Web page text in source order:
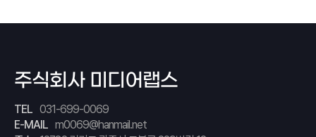
주식회사 미디어랩스
TEL 031-699-0069
E-MAIL m0069@hanmail.net